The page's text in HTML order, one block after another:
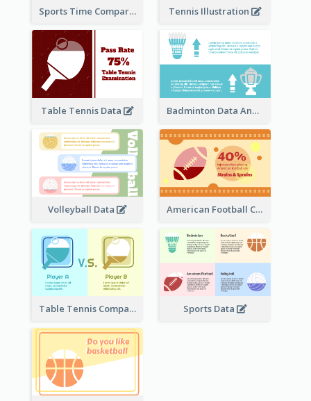
Sports Time Comparison Tennis Illustration
Table Tennis Data Badminton Data Analysis
Volleyball Data American Football Clipart
Table Tennis Comparison Sports Data